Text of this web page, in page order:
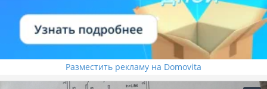
Разместить рекламу на Domovita